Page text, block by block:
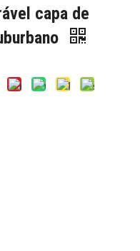
capa de